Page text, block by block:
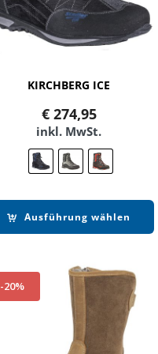
KIRCHBERG ICE
€274,95
inkl. MwSt.
Ausführung wählen
-20%